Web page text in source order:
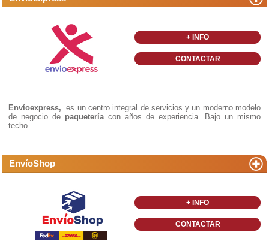
+ INFO
CONTACTAR
Envíoexpress, es un centro integral de servicios y un moderno modelo
de negocio de paquetería con años de experiencia. Bajo un mismo
techo.
EnvíoShop
+ INFO
CONTACTAR